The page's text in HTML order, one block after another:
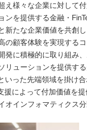
え様々な企業に対して
ンを提供する金融・
新たな企業価値を共創
の顧客体験を実現する
発に積極的に取り組み
リューションを提供す
いった先端領域を掛け
援によって付加価値を
オインフォマティクス分